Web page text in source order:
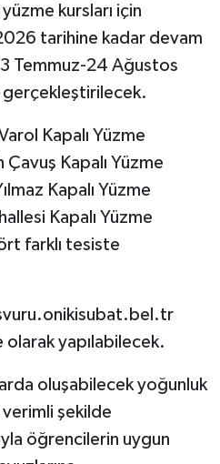
kursları için
tarihine kadar devam
Temmuz-24 Ağustos
gerçekleştirilecek.
Kapalı Yüzme
Kapalı Yüzme
Kapalı Yüzme
Kapalı Yüzme
farklı tesiste
yapılabilecek.
oluşabilecek yoğunluk
şekilde
öğrencilerin uygun